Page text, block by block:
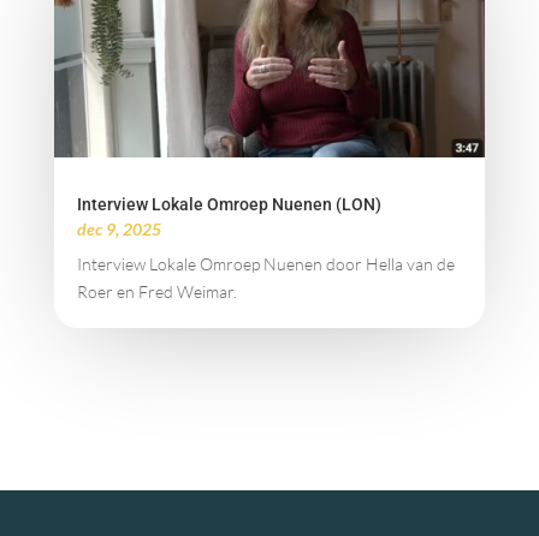
Interview Lokale Omroep Nuenen (LON)
dec 9, 2025
Interview Lokale Omroep Nuenen door Hella van de
Roer en Fred Weimar.